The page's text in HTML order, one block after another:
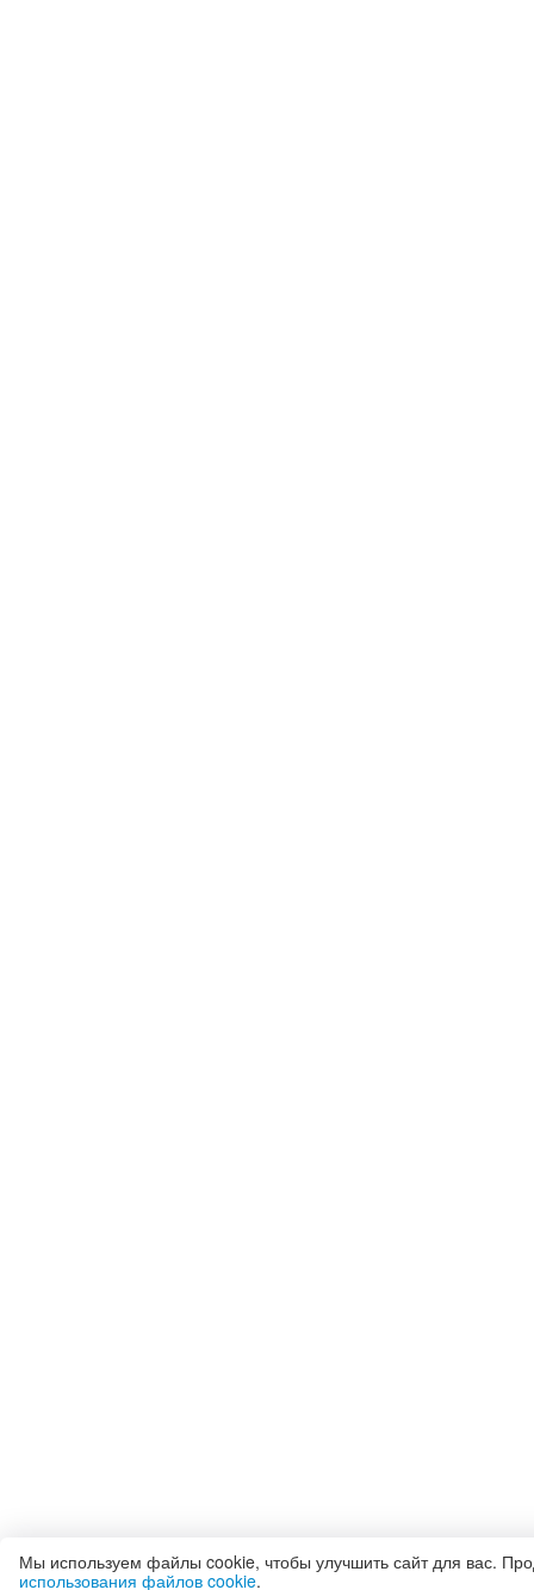
Мы используем файлы cookie, чтобы улучшить сайт для вас.
использования файлов cookie.